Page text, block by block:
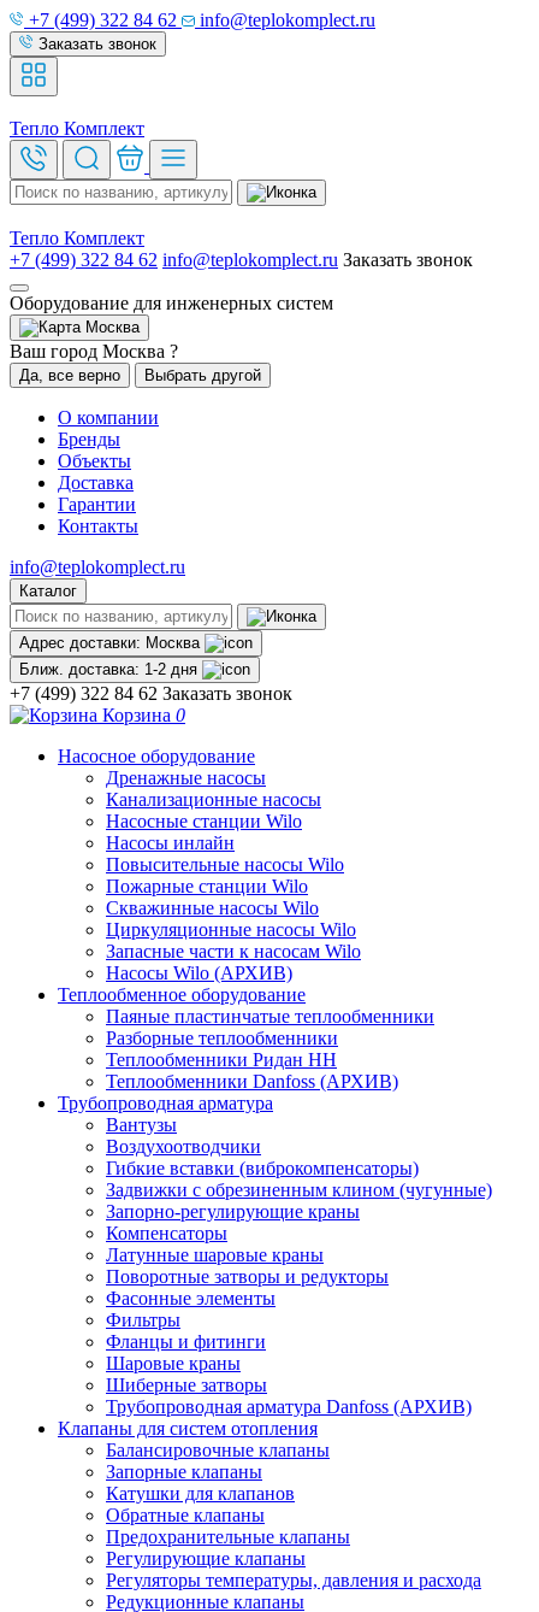
+7 (499) 322 84 62 info@teplokomplect.ru
Заказать звонок
Тепло Комплект
Тепло Комплект
+7 (499) 322 84 62 info@teplokomplect.ru Заказать звонок
Оборудование для инженерных систем
Москва
Ваш город Москва ?
Да, все верно Выбрать другой
О компании
Бренды
Объекты
Доставка
Гарантии
Контакты
info@teplokomplect.ru
Каталог
Адрес доставки: Москва
Ближ. доставка: 1-2 дня
+7 (499) 322 84 62 Заказать звонок
Корзина 0
Насосное оборудование
Дренажные насосы
Канализационные насосы
Насосные станции Wilo
Насосы инлайн
Повысительные насосы Wilo
Пожарные станции Wilo
Скважинные насосы Wilo
Циркуляционные насосы Wilo
Запасные части к насосам Wilo
Насосы Wilo (АРХИВ)
Теплообменное оборудование
Паяные пластинчатые теплообменники
Разборные теплообменники
Теплообменники Ридан НН
Теплообменники Danfoss (АРХИВ)
Трубопроводная арматура
Вантузы
Воздухоотводчики
Гибкие вставки (виброкомпенсаторы)
Задвижки с обрезиненным клином (чугунные)
Запорно-регулирующие краны
Компенсаторы
Латунные шаровые краны
Поворотные затворы и редукторы
Фасонные элементы
Фильтры
Фланцы и фитинги
Шаровые краны
Шиберные затворы
Трубопроводная арматура Danfoss (АРХИВ)
Клапаны для систем отопления
Балансировочные клапаны
Запорные клапаны
Катушки для клапанов
Обратные клапаны
Предохранительные клапаны
Регулирующие клапаны
Регуляторы температуры, давления и расхода
Редукционные клапаны